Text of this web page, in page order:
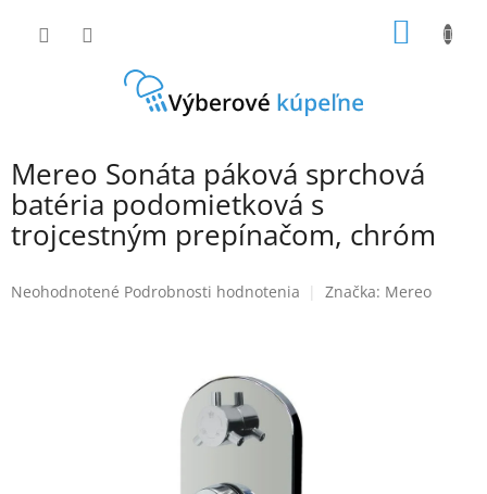
Mereo Sonáta páková sprchová
batéria podomietková s
trojcestným prepínačom, chróm
Priemerné
Neohodnotené Podrobnosti hodnotenia Značka: Mereo